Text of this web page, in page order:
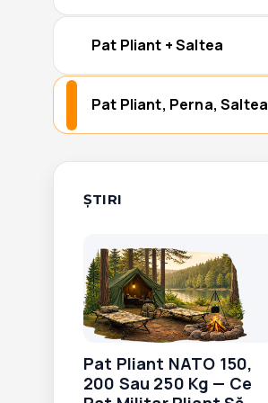
Pat Pliant + Saltea
Pat Pliant, Perna, Saltea
ŞTIRI
Pat Pliant NATO 150,
200 Sau 250 Kg — Ce